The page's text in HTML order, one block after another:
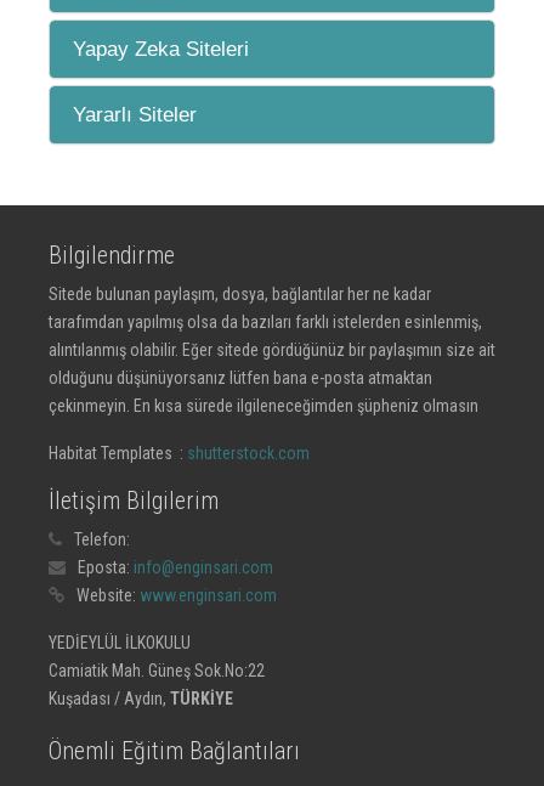
Yapay Zeka Siteleri
Yararlı Siteler
Bilgilendirme
Sitede bulunan paylaşım, dosya, bağlantılar her ne kadar
tarafımdan yapılmış olsa da bazıları farklı istelerden esinlenmiş,
alıntılanmış olabilir. Eğer sitede gördüğünüz bir paylaşımın size ait
olduğunu düşünüyorsanız lütfen bana e-posta atmaktan
çekinmeyin. En kısa sürede ilgileneceğimden şüpheniz olmasın
Habitat Templates : shutterstock.com
İletişim Bilgilerim
Telefon:
Eposta: info@enginsari.com
Website: www.enginsari.com
YEDİEYLÜL İLKOKULU
Camiatik Mah. Güneş Sok.No:22
Kuşadası / Aydın, TÜRKİYE
Önemli Eğitim Bağlantıları